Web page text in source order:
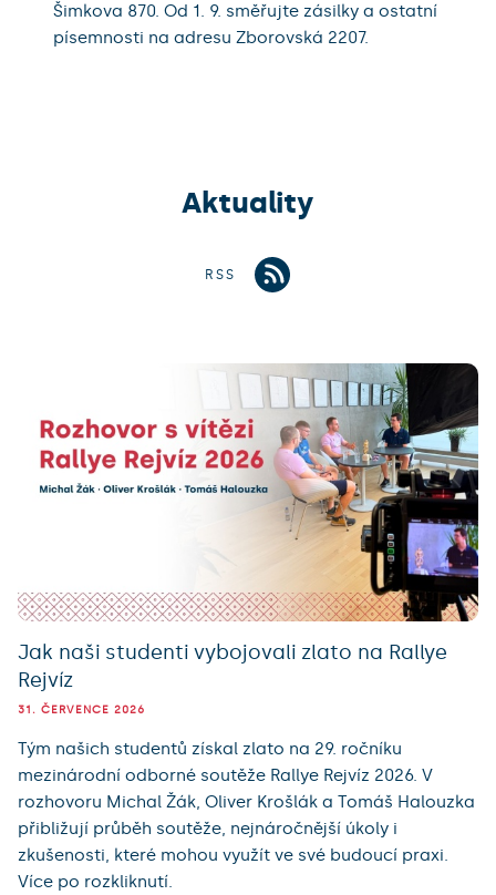
Šimkova 870. Od 1. 9. směřujte zásilky a ostatní
písemnosti na adresu Zborovská 2207.
Aktuality
RSS
Jak naši studenti vybojovali zlato na Rallye
Rejvíz
31. ČERVENCE 2026
Tým našich studentů získal zlato na 29. ročníku
mezinárodní odborné soutěže Rallye Rejvíz 2026. V
rozhovoru Michal Žák, Oliver Krošlák a Tomáš Halouzka
přibližují průběh soutěže, nejnáročnější úkoly i
zkušenosti, které mohou využít ve své budoucí praxi.
Více po rozkliknutí.